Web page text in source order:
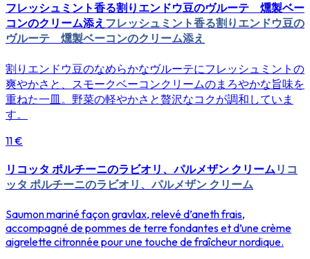
フレッシュミント香る割りエンドウ豆のヴルーテ 燻製ベー
コンのクリーム添え フレッシュミント香る割りエンドウ豆の
ヴルーテ 燻製ベーコンのクリーム添え
割りエンドウ豆のなめらかなヴルーテにフレッシュミントの
爽やかさと、スモークベーコンクリームのまろやかな旨味を
重ねた一皿。野菜の軽やかさと贅沢なコクが調和していま
す。
11 €
リコッタ ポルチーニのラビオリ、パルメザン クリーム リコ
ッタ ポルチーニのラビオリ、パルメザン クリーム
Saumon mariné façon gravlax, relevé d’aneth frais,
accompagné de pommes de terre fondantes et d’une crème
aigrelette citronnée pour une touche de fraîcheur nordique.